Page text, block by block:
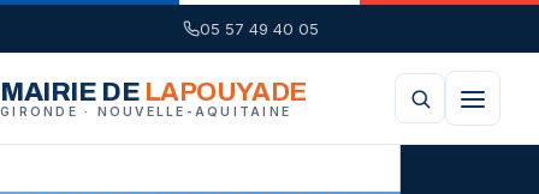
05 57 49 40 05
MAIRIE DE LAPOUYADE
GIRONDE · NOUVELLE-AQUITAINE